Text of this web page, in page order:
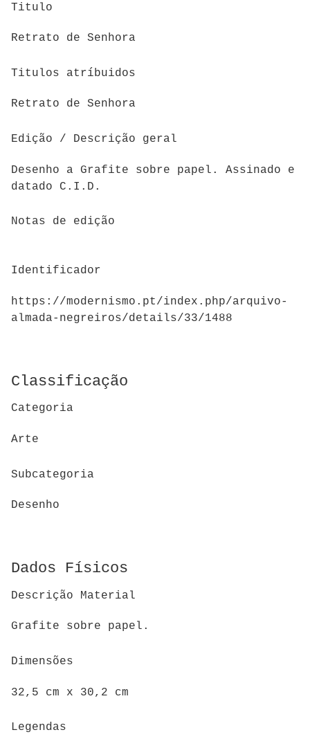
Titulo
Retrato de Senhora
Titulos atríbuidos
Retrato de Senhora
Edição / Descrição geral
Desenho a Grafite sobre papel. Assinado e
datado C.I.D.
Notas de edição
Identificador
https://modernismo.pt/index.php/arquivo-
almada-negreiros/details/33/1488
Classificação
Categoria
Arte
Subcategoria
Desenho
Dados Físicos
Descrição Material
Grafite sobre papel.
Dimensões
32,5 cm x 30,2 cm
Legendas